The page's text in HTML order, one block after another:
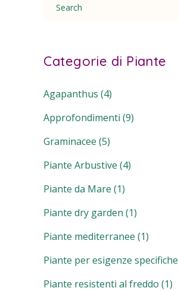
for:
Categorie di Piante
Agapanthus (4)
Approfondimenti (9)
Graminacee (5)
Piante Arbustive (4)
Piante da Mare (1)
Piante dry garden (1)
Piante mediterranee (1)
Piante per esigenze specifiche
Piante resistenti al freddo (1)